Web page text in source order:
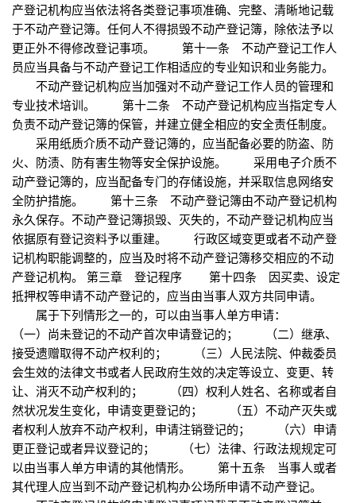
产登记机构应当依法将各类登记事项准确、完整、清晰地记载
于不动产登记簿。任何人不得损毁不动产登记簿，除依法予以
更正外不得修改登记事项。 第十一条 不动产登记工作人
员应当具备与不动产登记工作相适应的专业知识和业务能力。
不动产登记机构应当加强对不动产登记工作人员的管理和
专业技术培训。 第十二条 不动产登记机构应当指定专人
负责不动产登记簿的保管，并建立健全相应的安全责任制度。
采用纸质介质不动产登记簿的，应当配备必要的防盗、防
火、防渍、防有害生物等安全保护设施。 采用电子介质不
动产登记簿的，应当配备专门的存储设施，并采取信息网络安
全防护措施。 第十三条 不动产登记簿由不动产登记机构
永久保存。不动产登记簿损毁、灭失的，不动产登记机构应当
依据原有登记资料予以重建。 行政区域变更或者不动产登
记机构职能调整的，应当及时将不动产登记簿移交相应的不动
产登记机构。 第三章 登记程序 第十四条 因买卖、设定
抵押权等申请不动产登记的，应当由当事人双方共同申请。
属于下列情形之一的，可以由当事人单方申请：
（一）尚未登记的不动产首次申请登记的； （二）继承、
接受遗赠取得不动产权利的； （三）人民法院、仲裁委员
会生效的法律文书或者人民政府生效的决定等设立、变更、转
让、消灭不动产权利的； （四）权利人姓名、名称或者自
然状况发生变化，申请变更登记的； （五）不动产灭失或
者权利人放弃不动产权利，申请注销登记的； （六）申请
更正登记或者异议登记的； （七）法律、行政法规规定可
以由当事人单方申请的其他情形。 第十五条 当事人或者
其代理人应当到不动产登记机构办公场所申请不动产登记。